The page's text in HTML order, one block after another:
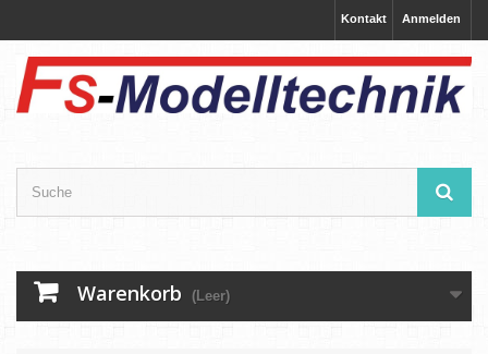
Anmelden
Kontakt
Warenkorb (Leer)